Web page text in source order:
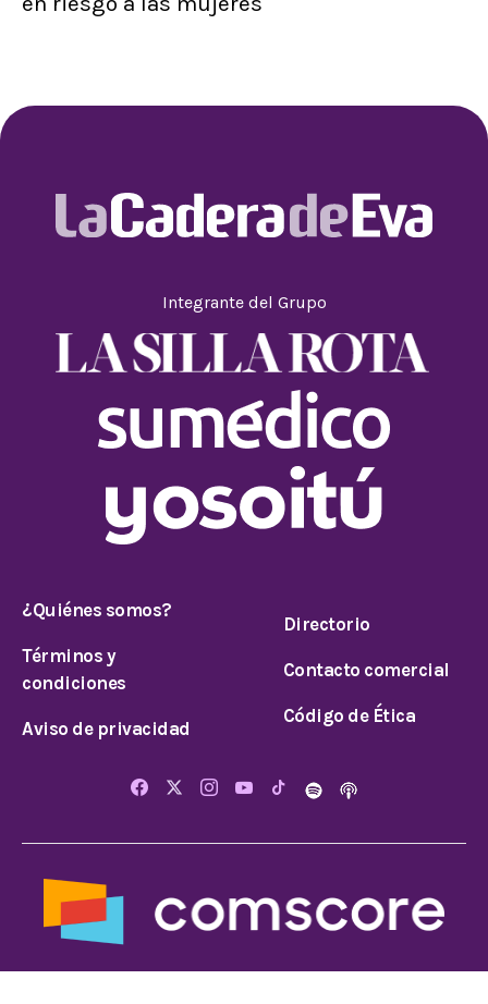
Integrante del Grupo
¿Quiénes somos?
Términos y
condiciones
Aviso de privacidad
Directorio
Contacto comercial
Código de Ética